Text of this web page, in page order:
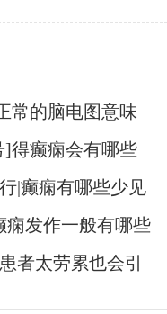
常的脑电图意味
得癫痫会有哪些
|癫痫有哪些少见
痫发作一般有哪些
者太劳累也会引